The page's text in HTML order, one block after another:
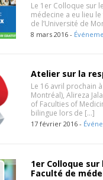
Le 1er Colloque sur
médecine a eu lieu
de l’Université de
8 mars 2016 -
Atelier sur la
Le 16 avril prochain
Montréal), Alireza
of Faculties of
bilingue lors de […]
17 février 2016 -
1er Colloque
Faculté de